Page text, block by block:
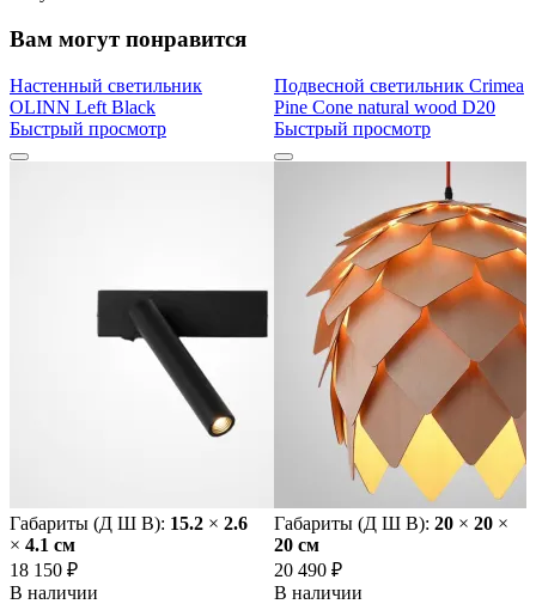
Вам могут понравится
Настенный светильник
OLINN Left Black
Быстрый просмотр
Габариты (Д Ш В): 15.2 × 2.6
× 4.1 cм
18 150 ₽
В наличии
Подвесной светильник Crimea
Pine Cone natural wood D20
Быстрый просмотр
Габариты (Д Ш В): 20 × 20 ×
20 cм
20 490 ₽
В наличии